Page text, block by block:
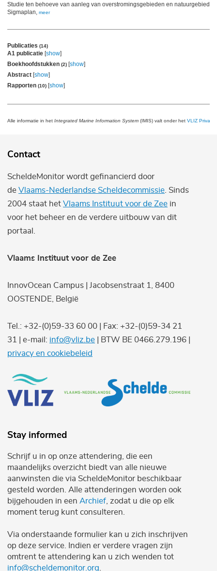
Studie ten behoeve van aanleg van overstromingsgebieden en
Sigmaplan,
meer
Publicaties (14)
A1 publicatie [show]
Boekhoofdstukken (2) [show]
Abstract [show]
Rapporten (10) [show]
Alle informatie in het Integrated Marine Information System (IMIS) valt onder het VLIZ Privacy
Contact
ScheldeMonitor wordt gefinancierd door
de Vlaams-Nederlandse Scheldecommissie . Sinds
2004 staat het Vlaams Instituut voor de Zee in
voor het beheer en de verdere uitbouw van dit
portaal.
Vlaams Instituut voor de Zee
InnovOcean Campus | Jacobsenstraat 1, 8400
OOSTENDE, België
Tel.: +32-(0)59-33 60 00 | Fax: +32-(0)59-34 21
31 | e-mail: info@vliz.be | BTW BE 0466.279.196 |
privacy en cookiebeleid
Stay informed
Schrijf u in op onze attendering, die een
maandelijks overzicht biedt van alle nieuwe
aanwinsten die via ScheldeMonitor beschikbaar
gesteld worden. Alle attenderingen worden ook
bijgehouden in een Archief , zodat u die op elk
moment terug kunt consulteren.
Via onderstaande formulier kan u zich inschrijven
op deze service. Indien er verdere vragen zijn
omtrent te attendering kan u zich wenden tot
info@scheldemonitor.org